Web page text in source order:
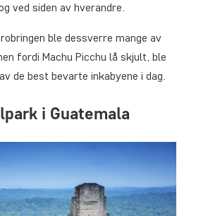
ved siden av hverandre.
ble dessverre mange av
fordi Machu Picchu lå skjult, ble
de best bevarte inkabyene i dag.
i Guatemala